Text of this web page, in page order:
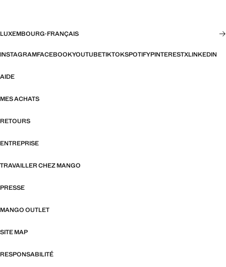
LUXEMBOURG·FRANÇAIS
INSTAGRAMFACEBOOKYOUTUBETIKTOKSPOTIFYPINTERESTXLINKEDIN
AIDE
MES ACHATS
RETOURS
ENTREPRISE
TRAVAILLER CHEZ MANGO
PRESSE
MANGO OUTLET
SITE MAP
RESPONSABILITÉ